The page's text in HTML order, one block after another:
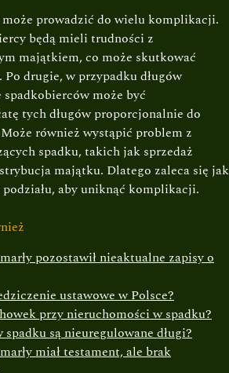
może prowadzić do wielu komplikacji.
będą mieli trudności z
majątkiem, co może skutkować
drugie, w przypadku długów
może być
tych długów proporcjonalnie do
również wystąpić problem z
spadku, takich jak sprzedaż
majątku. Dlatego zaleca się jak
aby uniknąć komplikacji.
pozostawił nieaktualne zapisy o
ustawowe w Polsce?
przy nieruchomości w spadku?
są nieuregulowane długi?
miał testament, ale brak